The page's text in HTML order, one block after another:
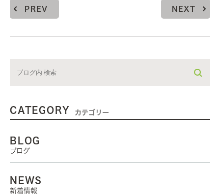
PREV NEXT
CATEGORY カテゴリー
BLOG
ブログ
NEWS
新着情報